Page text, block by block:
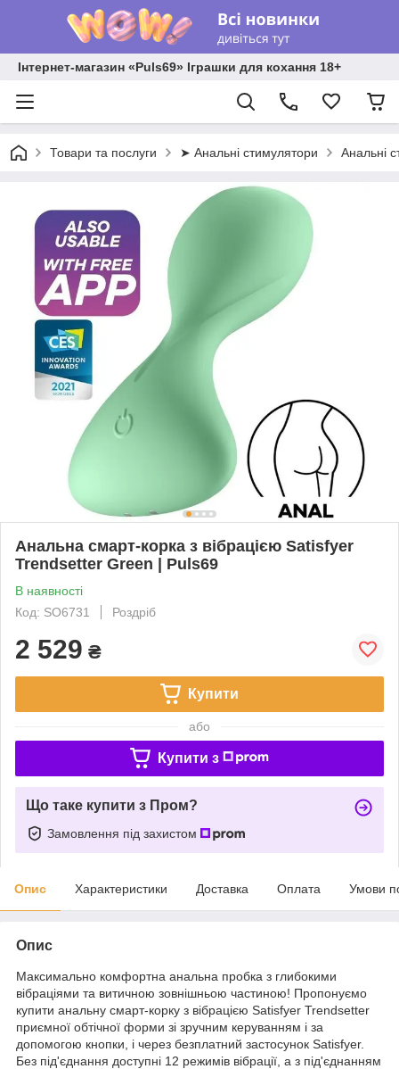
Інтернет-магазин «Puls69» Іграшки для кохання 18+
Товари та послуги ➤ Анальні стимулятори Анальні
Анальна смарт-корка з вібрацією Satisfyer
Trendsetter Green | Puls69
В наявності
Код: SO6731
Роздріб
2 529 ₴
Купити
або
Купити з
Що таке купити з Пром?
Замовлення під захистом
Опис Характеристики Доставка Оплата Умови
Опис
Максимально комфортна анальна пробка з глибокими
вібраціями та витичною зовнішньою частиною! Пропонуємо
купити анальну смарт-корку з вібрацією Satisfyer Trendsetter
приємної обтічної форми зі зручним керуванням і за
допомогою кнопки, і через безплатний застосунок Satisfyer.
Без під'єднання доступні 12 режимів вібрації, а з під'єднанням